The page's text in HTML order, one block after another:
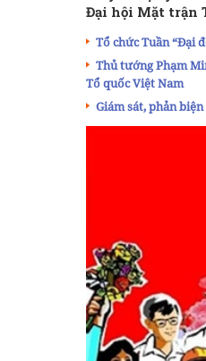
Đại hội Mặt trận
Tổ chức Tuần “Đại
Thủ tướng Phạm
Tổ quốc Việt Nam
Giám sát, phản